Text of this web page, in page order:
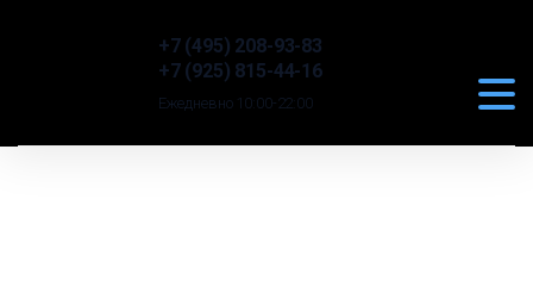
+7 (495) 208-93-83
+7 (925) 815-44-16
Ежедневно 10:00-22:00